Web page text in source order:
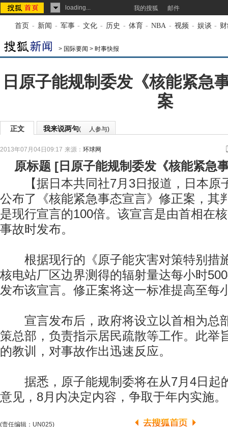
loading... 我的搜狐 邮件
首页 - 新闻 - 军事 - 文化 - 历史 - 体育 - NBA - 视频 - 娱谈 -
> 国际要闻 > 时事快报
日原子能规制委发《核能紧急
案
正文 我来说两句( 人参与)
2013年07月04日09:17 来源： 环球网
原标题 [ 日原子能规制委发《核能紧急
【据日本共同社7月3日报道，日本原
公布了《核能紧急事态宣言》修正案，其
是现行宣言的100倍。该宣言是由首相在
事故时发布。
根据现行的《原子能灾害对策特别措
核电站厂区边界测得的辐射量达每小时
发布该宣言。修正案将这一标准提高至每
宣言发布后，政府将设立以首相为总
策总部，负责指示居民疏散等工作。此举
的教训，对事故作出迅速反应。
据悉，原子能规制委将在从7月4日起
意见，8月内决定内容，争取于年内实施。
(责任编辑：UN025)